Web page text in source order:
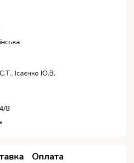
Ісаєнко Ю.В.
8
Оплата